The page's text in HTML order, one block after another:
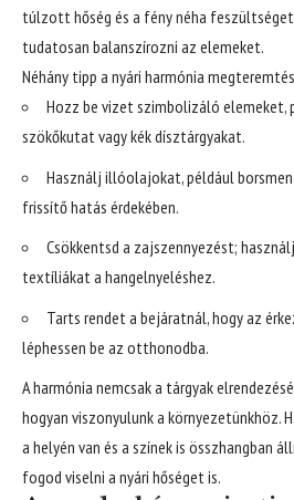
túlzott hőség és a fény néha
tudatosan balanszírozni az elemeket.
Néhány tipp a nyári harmónia
Hozz be vizet szimbolizáló elemeket,
szökőkutat vagy kék dísztárgyakat.
Használj illóolajokat, például
frissítő hatás érdekében.
Csökkentsd a zajszennyezést;
textíliákat a hangelnyeléshez.
Tarts rendet a bejáratnál, hogy az
léphessen be az otthonodba.
A harmónia nemcsak a tárgyak
hogyan viszonyulunk a környezetünkhöz.
a helyén van és a színek is összhangban
fogod viselni a nyári hőséget is.